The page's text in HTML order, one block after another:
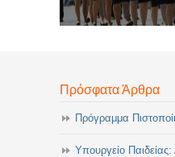
Πρόσφατα Άρθρα
Πρόγραμμα
Υπουργείο